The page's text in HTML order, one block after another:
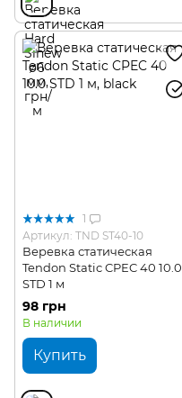
1
Артикул: TND ST40-10
Веревка статическая
Tendon Static CPEC 40 10.0
STD 1 м
98 грн
В наличии
Купить